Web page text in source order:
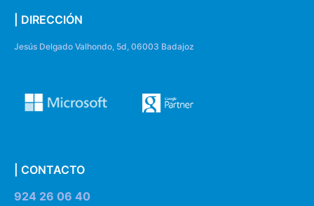
| DIRECCIÓN
Jesús Delgado Valhondo, 5d, 06003 Badajoz
| CONTACTO
924 26 06 40